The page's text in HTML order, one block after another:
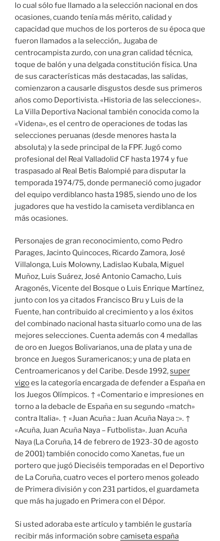
lo cual sólo fue llamado a la selección nacional en dos
ocasiones, cuando tenía más mérito, calidad y
capacidad que muchos de los porteros de su época que
fueron llamados a la selección,. Jugaba de
centrocampista zurdo, con una gran calidad técnica,
toque de balón y una delgada constitución física. Una
de sus características más destacadas, las salidas,
comienzaron a causarle disgustos desde sus primeros
años como Deportivista. «Historia de las selecciones».
La Villa Deportiva Nacional también conocida como la
«Videna», es el centro de operaciones de todas las
selecciones peruanas (desde menores hasta la
absoluta) y la sede principal de la FPF. Jugó como
profesional del Real Valladolid CF hasta 1974 y fue
traspasado al Real Betis Balompié para disputar la
temporada 1974/75, donde permaneció como jugador
del equipo verdiblanco hasta 1985, siendo uno de los
jugadores que ha vestido la camiseta verdiblanca en
más ocasiones.
Personajes de gran reconocimiento, como Pedro
Parages, Jacinto Quincoces, Ricardo Zamora, José
Villalonga, Luis Molowny, Ladislao Kubala, Miguel
Muñoz, Luis Suárez, José Antonio Camacho, Luis
Aragonés, Vicente del Bosque o Luis Enrique Martínez,
junto con los ya citados Francisco Bru y Luis de la
Fuente, han contribuido al crecimiento y a los éxitos
del combinado nacional hasta situarlo como una de las
mejores selecciones. Cuenta además con 4 medallas
de oro en Juegos Bolivarianos, una de plata y una de
bronce en Juegos Suramericanos; y una de plata en
Centroamericanos y del Caribe. Desde 1992,super
vigoes la categoría encargada de defender a España en
los Juegos Olímpicos. ↑ «Comentario e impresiones en
torno a la debacle de España en su segundo «match»
contra Italia». ↑ «Juan Acuña :: Juan Acuña Naya ::». ↑
«Acuña, Juan Acuña Naya – Futbolista». Juan Acuña
Naya (La Coruña, 14 de febrero de 1923-30 de agosto
de 2001) también conocido como Xanetas, fue un
portero que jugó Dieciséis temporadas en el Deportivo
de La Coruña, cuatro veces el portero menos goleado
de Primera división y con 231 partidos, el guardameta
que más ha jugado en Primera con el Dépor.
Si usted adoraba este artículo y también le gustaría
recibir más información sobre camiseta españa